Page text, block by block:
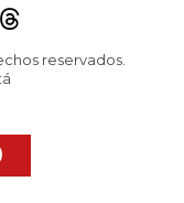
reservados.